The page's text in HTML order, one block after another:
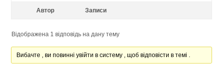
Автор Записи
Відображена 1 відповідь на дану тему
Вибачте , ви повинні увійти в систему , щоб відповісти в темі .